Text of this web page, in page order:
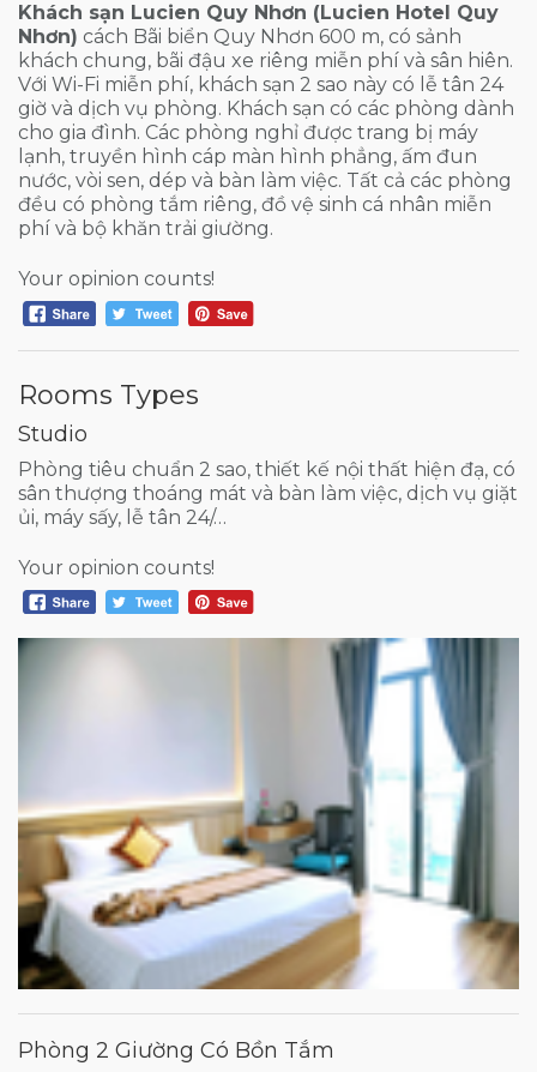
Khách sạn Lucien Quy Nhơn (Lucien Hotel Quy
Nhơn) cách Bãi biển Quy Nhơn 600 m, có sảnh
khách chung, bãi đậu xe riêng miễn phí và sân hiên.
Với Wi-Fi miễn phí, khách sạn 2 sao này có lễ tân 24
giờ và dịch vụ phòng. Khách sạn có các phòng dành
cho gia đình. Các phòng nghỉ được trang bị máy
lạnh, truyền hình cáp màn hình phẳng, ấm đun
nước, vòi sen, dép và bàn làm việc. Tất cả các phòng
đều có phòng tắm riêng, đồ vệ sinh cá nhân miễn
phí và bộ khăn trải giường.
Your opinion counts!
Rooms Types
Studio
Phòng tiêu chuẩn 2 sao, thiết kế nội thất hiện đạ, có
sân thượng thoáng mát và bàn làm việc, dịch vụ giặt
ủi, máy sấy, lễ tân 24/…
Your opinion counts!
Phòng 2 Giường Có Bồn Tắm